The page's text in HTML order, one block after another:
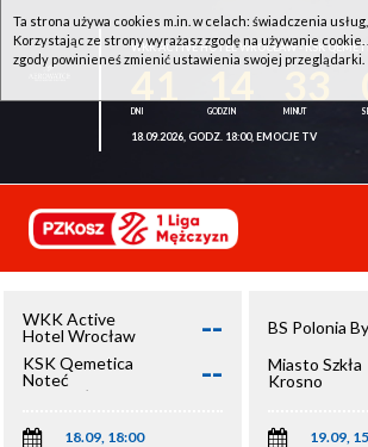
WKK ACTIVE HOTEL WROCŁAW - KSK
18.09.2026, GODZ. 18:00, EMOCJE TV
WKK Active
Hotel Wrocław
--
KSK Qemetica
Noteć
Inowrocław
--
18.09, 18:00
BS Polonia
Miasto Szkła
Krosno
19.09,
Ta strona używa cookies m.in. w celach: świadczenia
Korzystając ze strony wyrażasz zgodę na używanie
zgody powinieneś zmienić ustawienia swojej przeglądarki.